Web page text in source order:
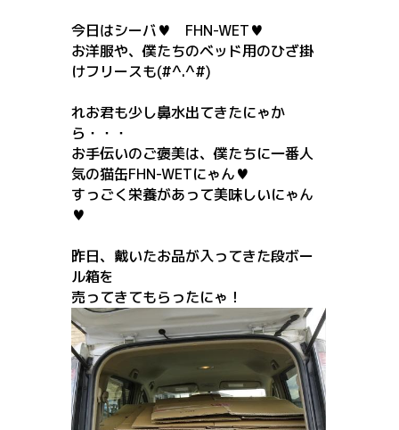
今日はシーバ♥ FHN-WET♥
お洋服や、僕たちのベッド用のひざ掛
けフリースも(#^.^#)
れお君も少し鼻水出てきたにゃか
ら・・・
お手伝いのご褒美は、僕たちに一番人
気の猫缶FHN-WETにゃん♥
すっごく栄養があって美味しいにゃん
♥
昨日、戴いたお品が入ってきた段ボー
ル箱を
売ってきてもらったにゃ！